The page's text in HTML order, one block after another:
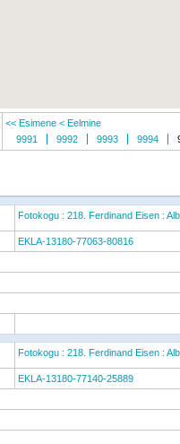
<< Esimene < Eelmine
9991
9992 9993 9994
Fotokogu : 218. Ferdinand Eisen : Alb.
EKLA-13180-77063-80816
Fotokogu : 218. Ferdinand Eisen : Alb.
EKLA-13180-77140-25889